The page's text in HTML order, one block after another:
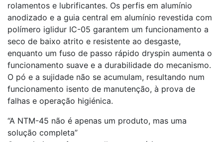
rolamentos e lubrificantes. Os perfis em alumínio
anodizado e a guia central em alumínio revestida com
polímero iglidur IC-05 garantem um funcionamento a
seco de baixo atrito e resistente ao desgaste,
enquanto um fuso de passo rápido dryspin aumenta o
funcionamento suave e a durabilidade do mecanismo.
O pó e a sujidade não se acumulam, resultando num
funcionamento isento de manutenção, à prova de
falhas e operação higiénica.
“A NTM-45 não é apenas um produto, mas uma
solução completa”